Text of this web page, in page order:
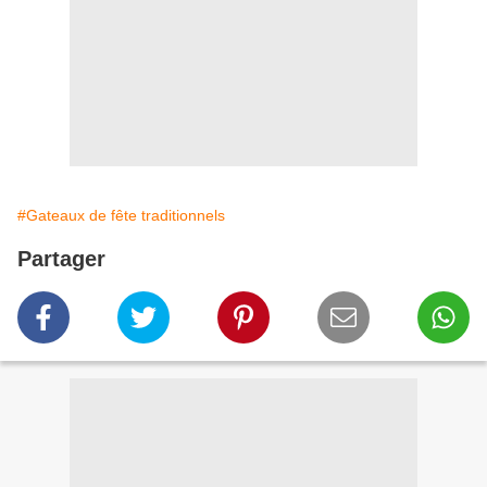
#Gateaux de fête traditionnels
Partager